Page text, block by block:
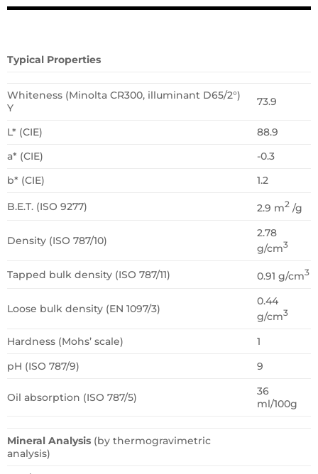
Typical Properties
Whiteness (Minolta CR300, illuminant D65/2°)
Y
73.9
L* (CIE)
88.9
a* (CIE)
-0.3
b* (CIE)
1.2
B.E.T. (ISO 9277) 2.9 m2/g
Density (ISO 787/10)
2.78
g/cm3
Tapped bulk density (ISO 787/11) 0.91 g/cm3
Loose bulk density (EN 1097/3)
0.44
g/cm3
Hardness (Mohs’ scale)
1
pH (ISO 787/9)
9
Oil absorption (ISO 787/5)
36
ml/100g
Mineral Analysis(by thermogravimetric
analysis)